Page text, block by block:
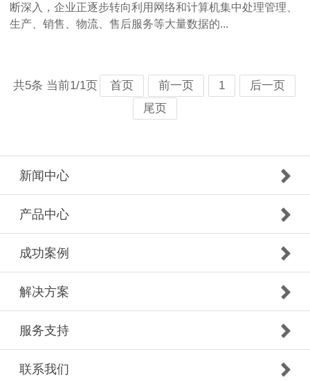
断深入，企业正逐步转向利用网络和计算机集中处理管理、
生产、销售、物流、售后服务等大量数据的...
共5条 当前1/1页 首页 前一页 1
后一页
尾页
新闻中心
产品中心
成功案例
解决方案
服务支持
联系我们